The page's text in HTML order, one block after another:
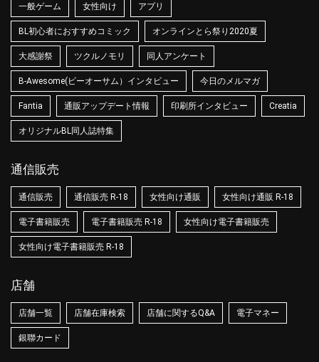
一般ゲーム 女性向け アプリ
BL初心者におすすめコミック オンラインとら祭り2020夏
大感謝祭 ツクルノモリ 同人アンケート
B-Awesome(ビーオーサム）インタビュー 今日のメルマガ
Fantia 通販アップデート情報 印刷所インタビュー Creatia
オリジナルBL同人誌特集
通信販売
通信販売 通信販売 R-18 女性向け通販 女性向け通販 R-18
電子書籍販売 電子書籍販売 R-18 女性向け電子書籍販売
女性向け電子書籍販売 R-18
店舗
店舗一覧 店舗在庫検索 店舗に関するQ&A 電子マネー
銀聯カード